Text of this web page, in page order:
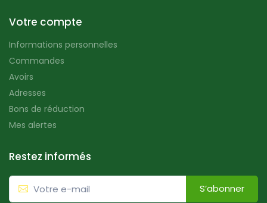
Votre compte
Informations personnelles
Commandes
Avoirs
Adresses
Bons de réduction
Mes alertes
Restez informés
S’abonner